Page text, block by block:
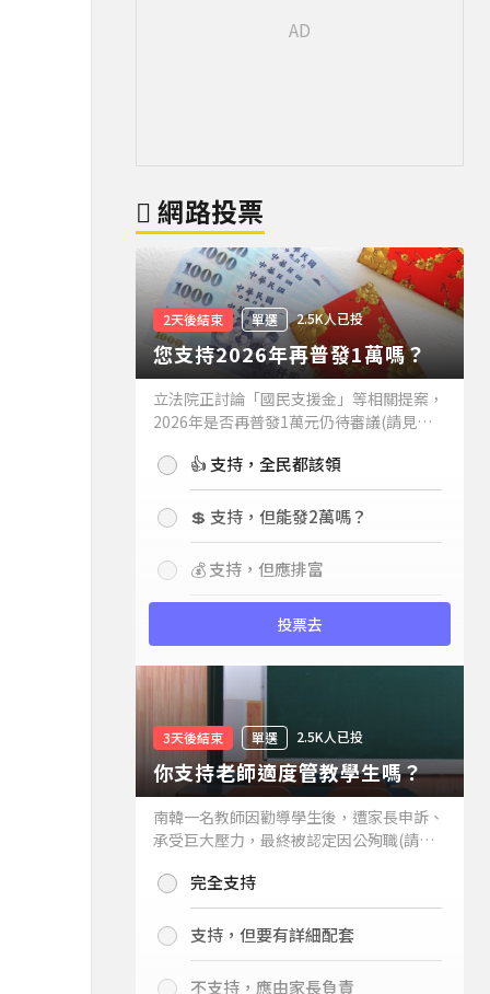
網路投票
2天後結束 單選 2.5K人已投
您支持2026年再普發1萬嗎？
立法院正討論「國民支援金」等相關提案，
2026年是否再普發1萬元仍待審議(請見下
持嗎？👍 支持，全民都該領
💲 支持，但能發2萬嗎？
💰 支持，但應排富
投票去
3天後結束 單選 2.5K人已投
你支持老師適度管教學生嗎？
南韓一名教師因勸導學生後，遭家長申訴、
承受巨大壓力，最終被認定因公殉職(請見
你支持老師適度管教學生嗎？
完全支持
支持，但要有詳細配套
不支持，應由家長負責